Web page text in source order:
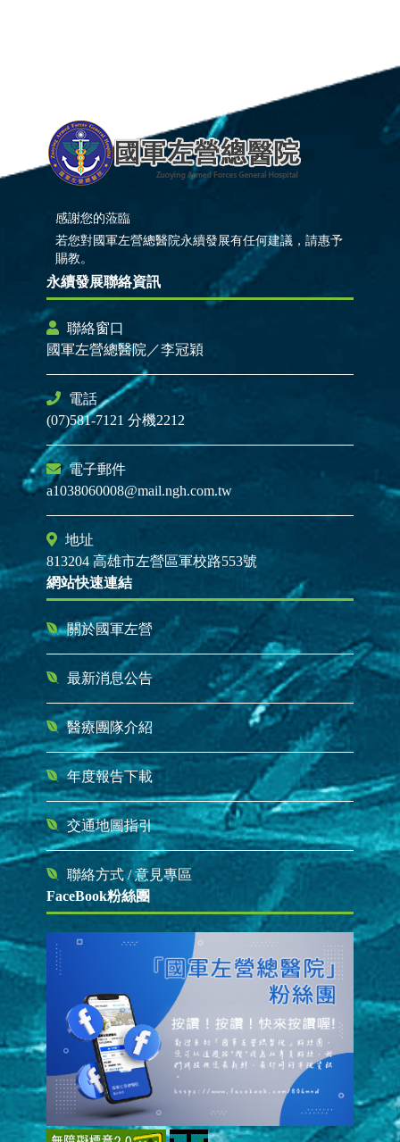
感謝您的蒞臨
若您對國軍左營總醫院永續發展有任何建議，請惠予
賜教。
永續發展聯絡資訊
聯絡窗口
國軍左營總醫院／李冠穎
電話
(07)581-7121 分機2212
電子郵件
a1038060008@mail.ngh.com.tw
地址
813204 高雄市左營區軍校路553號
網站快速連結
關於國軍左營
最新消息公告
醫療團隊介紹
年度報告下載
交通地圖指引
聯絡方式/意見專區
FaceBook粉絲團